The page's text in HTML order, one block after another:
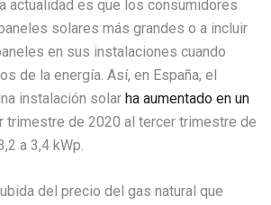
actualidad es que los consumidores
solares más grandes o a incluir
en sus instalaciones cuando
de la energía. Así, en España, el
instalación solar ha aumentado en un
trimestre de 2020 al tercer trimestre de
a 3,4 kWp.
del precio del gas natural que